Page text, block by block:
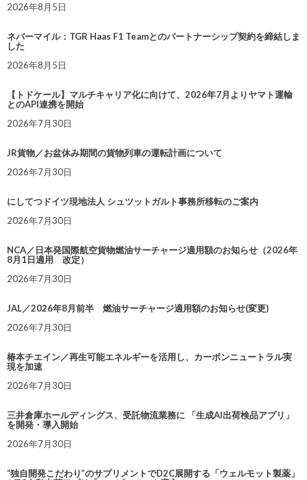
2026年8月5日
ネバーマイル：TGR Haas F1 Teamとのパートナーシップ契約を締結しま
した
2026年8月5日
【トドケール】マルチキャリア化に向けて、2026年7月よりヤマト運輸
とのAPI連携を開始
2026年7月30日
JR貨物／お盆休み期間の貨物列車の運転計画について
2026年7月30日
にしてつドイツ現地法人 シュツットガルト事務所移転のご案内
2026年7月30日
NCA／日本発国際航空貨物燃油サーチャージ適用額のお知らせ（2026年
8月1日適用 改定）
2026年7月30日
JAL／2026年8月前半 燃油サーチャージ適用額のお知らせ(変更)
2026年7月30日
椿本チエイン／再生可能エネルギーを活用し、カーボンニュートラル実
現を加速
2026年7月30日
三井倉庫ホールディングス、受託物流業務に 「生成AI出荷検品アプリ」
を開発・導入開始
2026年7月30日
“独自開発こだわり”のサプリメントでD2C展開する「ウェルモット製薬」